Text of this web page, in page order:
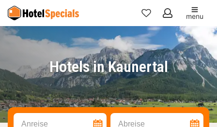
Meine
Favoriten
menu
Hotels in Kaunertal
Anreise Abreise